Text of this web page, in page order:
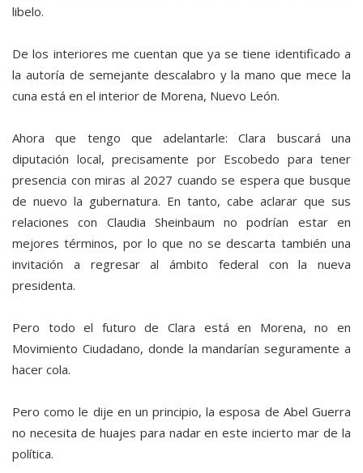
libelo.
De los interiores me cuentan que ya se tiene identificado a
la autoría de semejante descalabro y la mano que mece la
cuna está en el interior de Morena, Nuevo León.
Ahora que tengo que adelantarle: Clara buscará una
diputación local, precisamente por Escobedo para tener
presencia con miras al 2027 cuando se espera que busque
de nuevo la gubernatura. En tanto, cabe aclarar que sus
relaciones con Claudia Sheinbaum no podrían estar en
mejores términos, por lo que no se descarta también una
invitación a regresar al ámbito federal con la nueva
presidenta.
Pero todo el futuro de Clara está en Morena, no en
Movimiento Ciudadano, donde la mandarían seguramente a
hacer cola.
Pero como le dije en un principio, la esposa de Abel Guerra
no necesita de huajes para nadar en este incierto mar de la
política.